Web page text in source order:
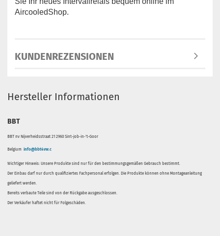
AircooledShop.
KUNDENREZENSIONEN
Hersteller Informationen
BBT
BBT nv Nijverheidsstraat 21 2960 Sint-job-in-'t-Goor
Belgium info@bbt4vw.c
Wichtiger Hinweis: Unsere Produkte sind nur für den bestimmungsgemäßen Gebrauch bestimmt.
Der Einbau darf nur durch qualifiziertes Fachpersonal erfolgen. Die Produkte können ohne Montageanleitung
geliefert werden.
Bereits verbaute Teile sind von der Rückgabe ausgeschlossen.
Der Verkäufer haftet nicht für Folgeschäden.